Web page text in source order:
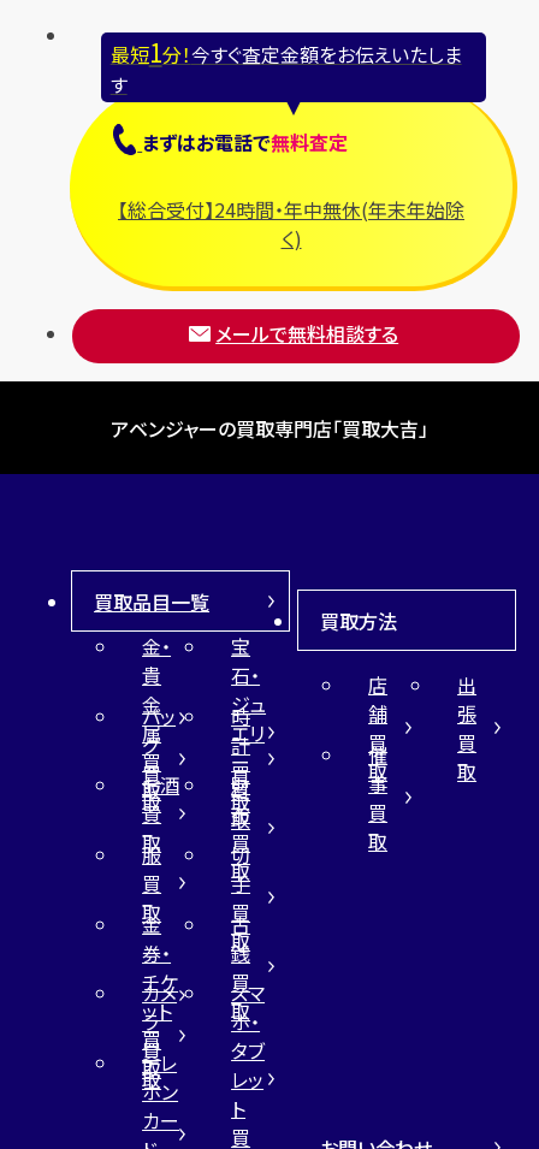
最短1分！今すぐ査定金額をお伝えいたしま
す
まずはお電話で無料査定
【総合受付】24時間・年中無休(年末年始除
く)
メールで無料相談する
アベンジャーの買取専門店「買取大吉」
買取品目一覧
金・
貴
金
属
買
取
宝
石・
ジュ
エリ
ー
買
取
バッ
グ
買
取
時
計
買
取
お酒
買
取
財
布
買
取
服
買
取
切
手
買
取
金
券・
チケ
ット
買
取
古
銭
買
取
カメ
ラ
買
取
スマ
ホ・
タブ
レッ
ト
買
テレ
ホン
カー
買取方法
店
舗
買
取
出
張
買
取
催
事
買
取